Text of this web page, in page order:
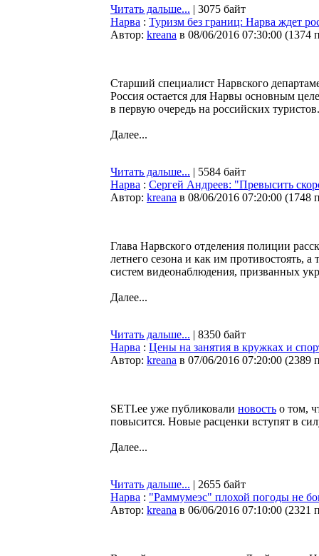
Читать дальше... | 3075 байт
Нарва : Туризм без границ: Нарва ждет
Автор: kreana в 08/06/2016 07:30:00 (1374
Старший специалист Нарвского
Россия остается для Нарвы основным
в первую очередь на российских туристов.
Далее...
Читать дальше... | 5584 байт
Нарва : Сергей Андреев: "Превысить
Автор: kreana в 08/06/2016 07:20:00 (1748
Глава Нарвского отделения полиции
летнего сезона и как им противостоять,
систем видеонаблюдения, призванных
Далее...
Читать дальше... | 8350 байт
Нарва : Цены на занятия в кружках и
Автор: kreana в 07/06/2016 07:20:00 (2389
SETI.ee уже публиковали новость о том,
повысится. Новые расценки вступят в
Далее...
Читать дальше... | 2655 байт
Нарва : "Раммумеэс" плохой погоды не
Автор: kreana в 06/06/2016 07:10:00 (2321